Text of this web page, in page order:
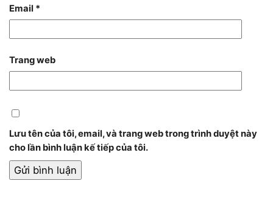
Email *
Trang web
Lưu tên của tôi, email, và trang web trong trình duyệt này
cho lần bình luận kế tiếp của tôi.